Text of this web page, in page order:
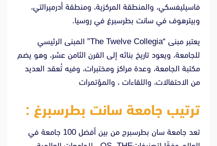
فاسيليفسكي، والمنطقة المركزية، ومنطقة أدرميرالتي،
وبيترهوف في سانت بطرسبرغ في روسيا.
يعتبر مبنى “The Twelve Collegia” المبنى الرئيسي
للجامعة، ويعود تاريخ بنائه إلى القرن الثامن عشر، وهو يضم
مكتبة الجامعة، وعدة مراكز ومختبرات، وفيه تُعقد العديد
من الاحتفالات، واللقاءات ، والمؤتمرات
ترتيب جامعة سانت بطرسبرغ :
تعد جامعة سان بطرسبرج من بين أفضل 100 جامعة في